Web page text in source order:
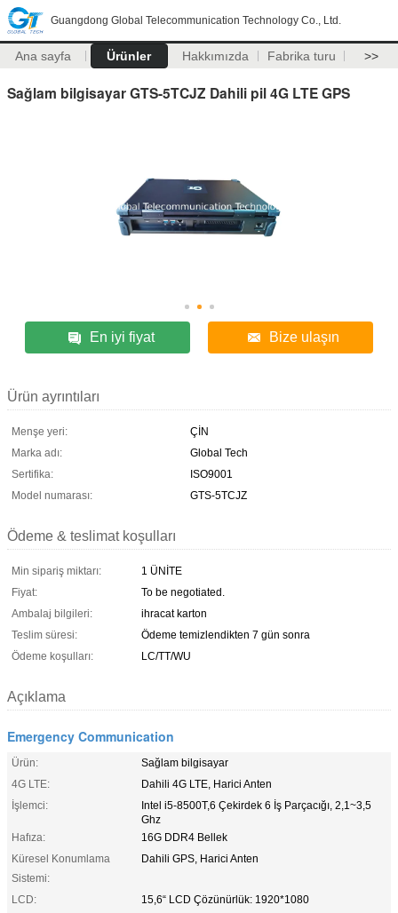
Guangdong Global Telecommunication Technology Co., Ltd.
Ana sayfa Ürünler Hakkımızda Fabrika turu >>
Sağlam bilgisayar GTS-5TCJZ Dahili pil 4G LTE GPS
En iyi fiyat Bize ulaşın
Ürün ayrıntıları
Menşe yeri:
ÇİN
Marka adı:
Global Tech
Sertifika:
ISO9001
Model numarası:
GTS-5TCJZ
Ödeme & teslimat koşulları
Min sipariş miktarı:
1 ÜNİTE
Fiyat:
To be negotiated.
Ambalaj bilgileri:
ihracat karton
Teslim süresi:
Ödeme temizlendikten 7 gün sonra
Ödeme koşulları:
LC/TT/WU
Açıklama
Emergency Communication
Ürün:
Sağlam bilgisayar
4G LTE:
Dahili 4G LTE, Harici Anten
İşlemci:
Intel i5-8500T,6 Çekirdek 6 İş Parçacığı, 2,1~3,5
Ghz
Hafıza:
16G DDR4 Bellek
Küresel Konumlama
Sistemi:
Dahili GPS, Harici Anten
LCD:
15,6“ LCD Çözünürlük: 1920*1080